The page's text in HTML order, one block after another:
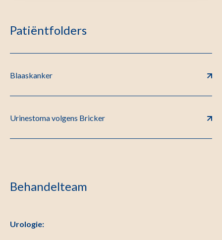
Patiëntfolders
Blaaskanker
Urinestoma volgens Bricker
Behandelteam
Urologie: